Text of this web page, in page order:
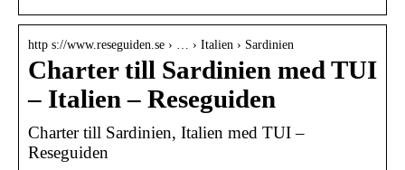
http s://www.reseguiden.se › … › Italien › Sardinien
Charter till Sardinien med TUI
– Italien – Reseguiden
Charter till Sardinien, Italien med TUI –
Reseguiden